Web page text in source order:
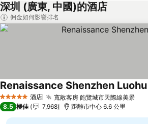
深圳 (廣東, 中國)的酒店
佣金如何影響排名
5 星級 酒店 寬敞客房 飽覽城市天際線美景
Renaissance Shenzhen Luohu
8.5 極佳 7,968 距離市中心 6.6 公里